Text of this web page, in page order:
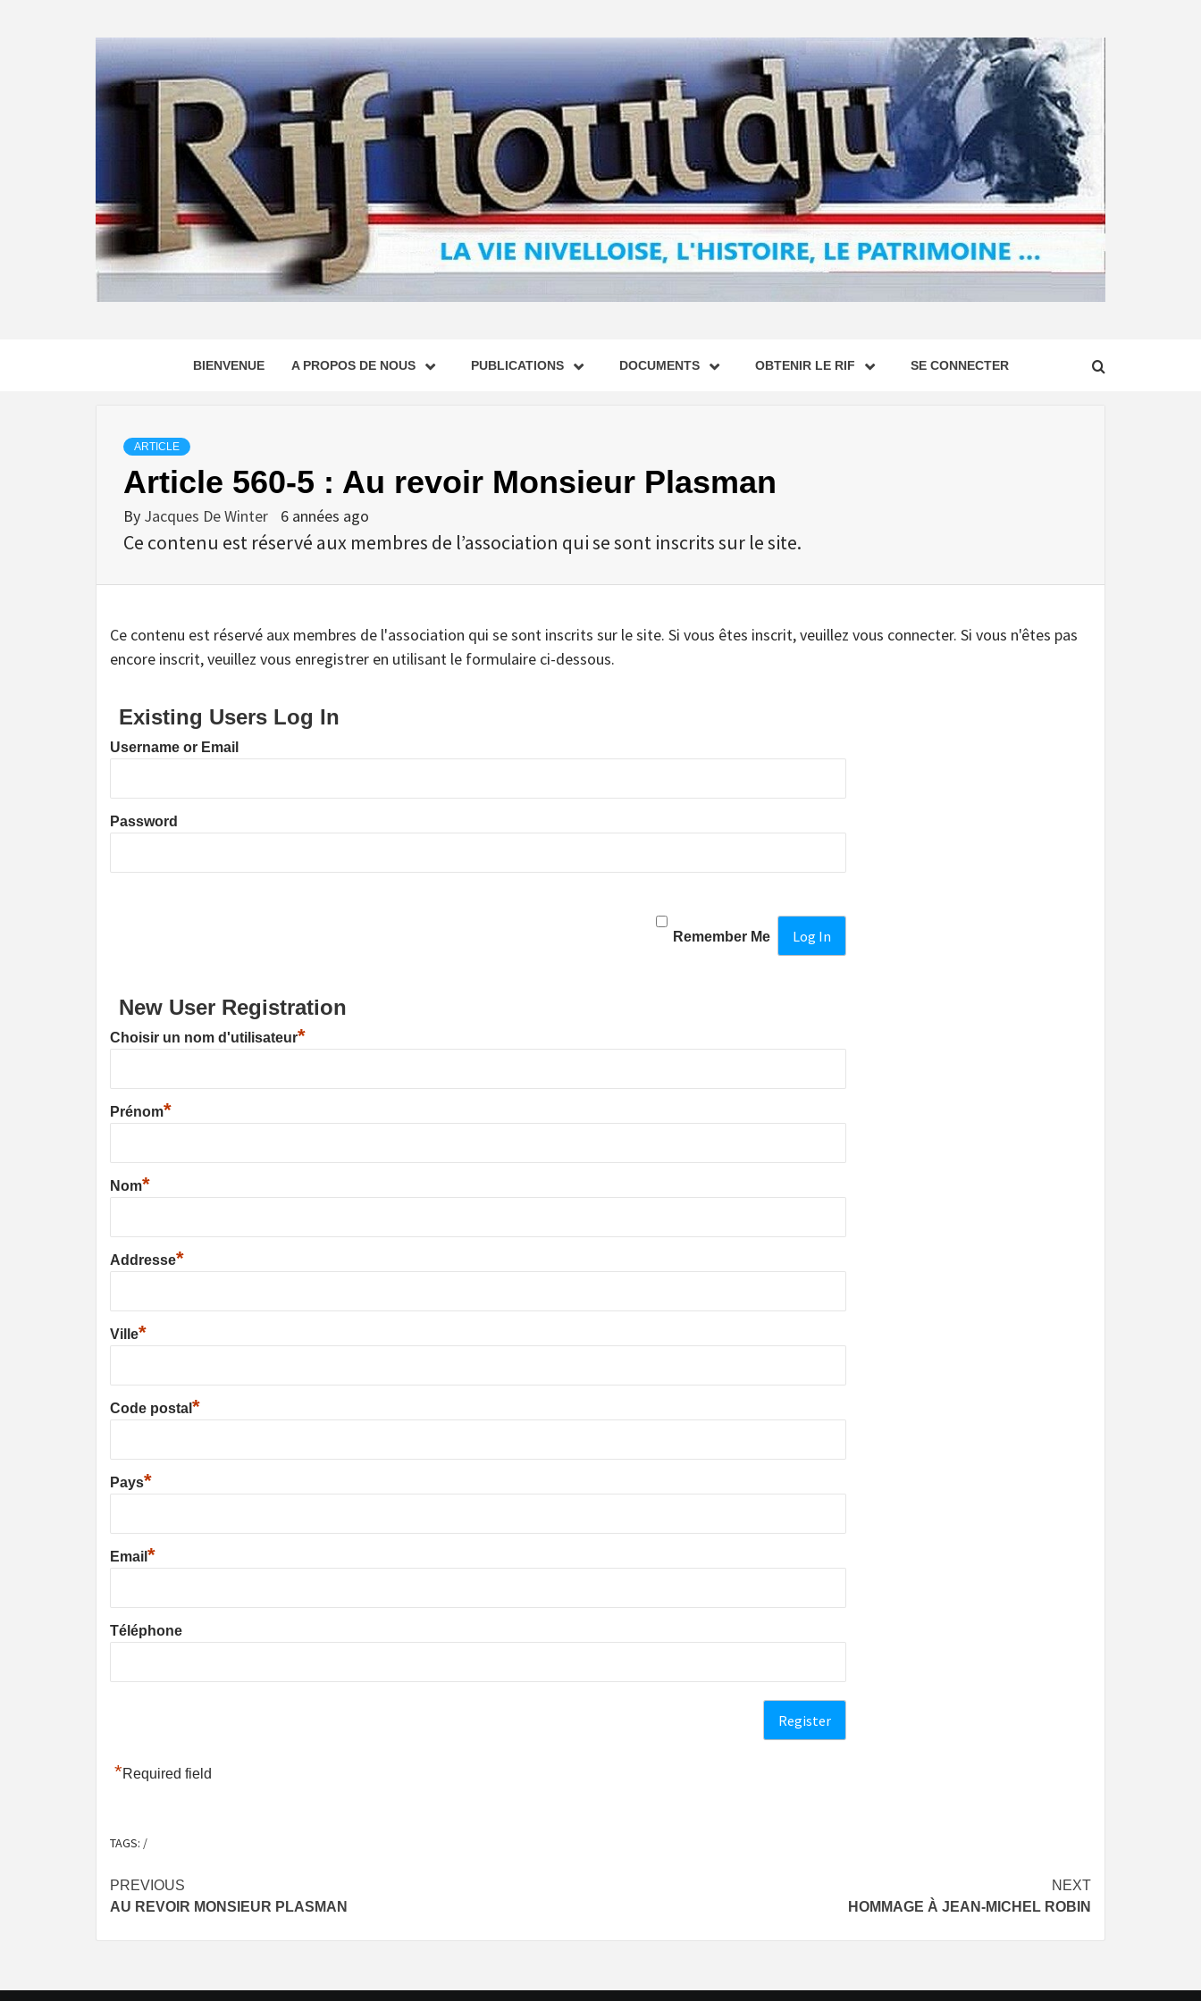
BIENVENUE A PROPOS DE NOUS PUBLICATIONS DOCUMENTS OBTENIR LE RIF SE CONNECTER
ARTICLE
Article 560-5 : Au revoir Monsieur Plasman
By Jacques De Winter 6 années ago
Ce contenu est réservé aux membres de l’association qui se sont inscrits sur le site.
Ce contenu est réservé aux membres de l'association qui se sont inscrits sur le site. Si vous êtes inscrit, veuillez vous connecter. Si vous n'êtes pas
encore inscrit, veuillez vous enregistrer en utilisant le formulaire ci-dessous.
Existing Users Log In
Username or Email
Password
Remember Me
New User Registration
Choisir un nom d'utilisateur*
Prénom*
Nom*
Addresse*
Ville*
Code postal *
Pays*
Email *
Téléphone
*Required field
TAGS: /
Post
navigation
PREVIOUS
AU REVOIR MONSIEUR PLASMAN
NEXT
HOMMAGE À JEAN-MICHEL ROBIN